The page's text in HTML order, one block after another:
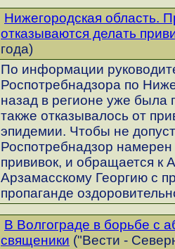
Нижегородская область.
отказываются делать
года)
По информации
Роспотребнадзора по
назад в регионе уже была
также отказывалось от
эпидемии. Чтобы не
Роспотребнадзор намерен
прививок, и обращается к
Арзамасскому Георгию с
пропаганде
В Волгограде в борьбе с
священики ("Вести -